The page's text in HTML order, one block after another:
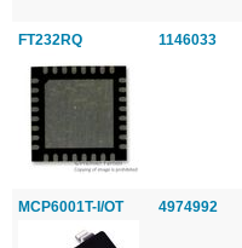
FT232RQ 1146033
MCP6001T-I/OT 4974992